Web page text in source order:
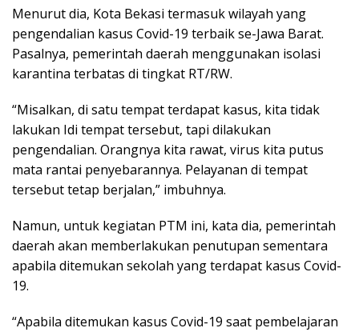
Menurut dia, Kota Bekasi termasuk wilayah yang
pengendalian kasus Covid-19 terbaik se-Jawa Barat.
Pasalnya, pemerintah daerah menggunakan isolasi
karantina terbatas di tingkat RT/RW.
“Misalkan, di satu tempat terdapat kasus, kita tidak
lakukan Idi tempat tersebut, tapi dilakukan
pengendalian. Orangnya kita rawat, virus kita putus
mata rantai penyebarannya. Pelayanan di tempat
tersebut tetap berjalan,” imbuhnya.
Namun, untuk kegiatan PTM ini, kata dia, pemerintah
daerah akan memberlakukan penutupan sementara
apabila ditemukan sekolah yang terdapat kasus Covid-
19.
“Apabila ditemukan kasus Covid-19 saat pembelajaran